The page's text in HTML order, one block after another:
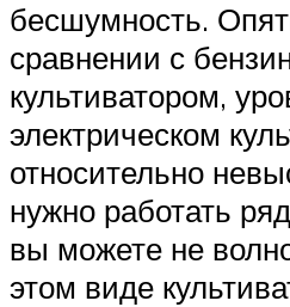
бесшумность.
сравнении с
культиватором,
электрическом
относительно
нужно работать
вы можете не
этом виде